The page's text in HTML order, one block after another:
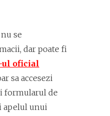
se
dar poate fi
ul oficial
sa accesezi
formularul de
apelul unui